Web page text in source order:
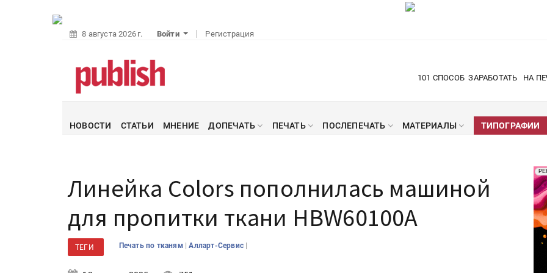
8 августа 2026 г. Войти Регистрация
101 СПОСОБ ЗАРАБОТАТЬ НА
НОВОСТИ СТАТЬИ МНЕНИЕ ДОПЕЧАТЬ ПЕЧАТЬ ПОСЛЕПЕЧАТЬ МАТЕРИАЛЫ ТИПОГРАФИИ
Линейка Colors пополнилась машиной
для пропитки ткани HBW60100A
ТЕГИ Печать по тканям |Алларт-Сервис |